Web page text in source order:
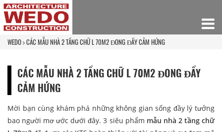
WEDO CÁC MẪU NHÀ 2 TẦNG CHỮ L 70M2 ĐONG ĐẦY CẢM HỨNG
CÁC MẪU NHÀ 2 TẦNG CHỮ L 70M2 ĐONG ĐẦY
CẢM HỨNG
Mời bạn cùng khám phá những không gian sống đầy lý tưởng
bao người mơ ước dưới đây. 3 siêu phẩm mẫu nhà 2 tầng chữ